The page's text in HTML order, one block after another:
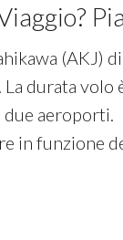
(AKJ)
durata volo
due aeroporti.
in funzione